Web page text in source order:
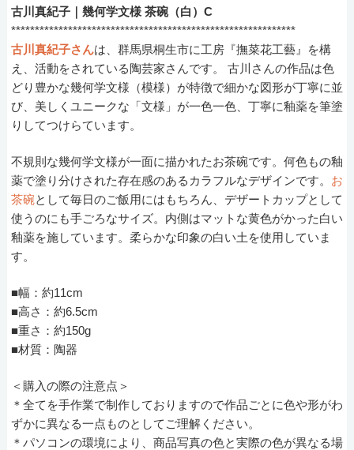
古川真紀子｜幾何学文様 茶碗（白）C
************************************************************
古川真紀子さんは、群馬県桐生市に工房『撫菜花工藝』を構
え、活動をされている陶芸家さんです。 古川さんの作品は色
どり豊かな幾何学文様（模様）が特徴で細かな図形が丁寧に並
び、美しくユニークな「文様」が一色一色、丁寧に釉薬を筆塗
りしてつけらています。
不規則な幾何学文様が一面に描かれたお茶碗です。何色もの釉
薬で塗り分けされた存在感のあるカラフルなデザインです。 お
茶碗として毎日のご飯用にはもちろん、デザートカップとして
使うのにも手ごろなサイズ。内側はマットな黄色がかった白い
釉薬を施しています。柔らかな印象の白い土を使用していま
す。
■幅：約11cm
■高さ：約6.5cm
■重さ：約150g
■材質：陶器
＜購入の際の注意点＞
＊全てを手作業で制作しておりますので作品ごとに色や形がわ
ずかに異なる一点ものとしてご理解ください。
＊パソコンの環境により、商品写真の色と実際の色が異なる場